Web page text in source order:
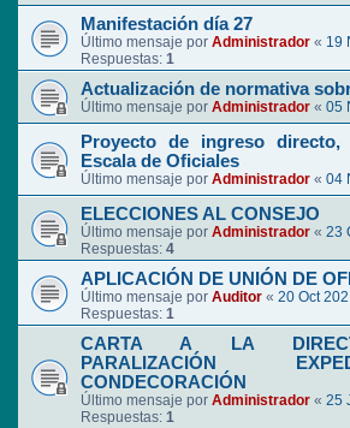
Manifestación día 27
Último mensaje por Administrador « 19
Respuestas: 1
Actualización de normativa
Último mensaje por Administrador « 05
Proyecto de ingreso
Escala de Oficiales
Último mensaje por Administrador « 04
ELECCIONES AL CONSEJO
Último mensaje por Administrador « 23
Respuestas: 4
APLICACIÓN DE UNIÓN DE
Último mensaje por Auditor « 20 Oct
Respuestas: 1
CARTA A LA
PARALIZACIÓN
CONDECORACIÓN
Último mensaje por Administrador « 25
Respuestas: 1